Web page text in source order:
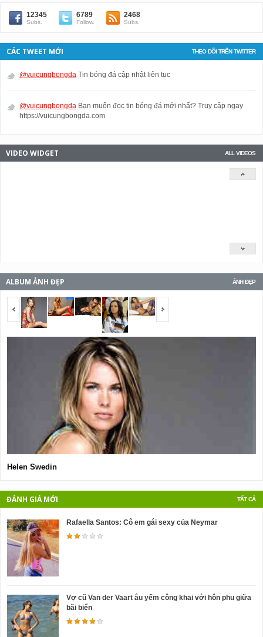
12345
Subs.
6789
Follow.
2468
Subs.
THEO DÕI TRÊN TWITTER
CÁC TWEET MỚI
@vuicungbongda Tin bóng đá cập nhật liên tục
@vuicungbongda Bạn muốn đọc tin bóng đá mới nhất? Truy cập ngay
https://vuicungbongda.com
ALL VIDEOS
VIDEO WIDGET
ẢNH ĐẸP
ALBUM ẢNH ĐẸP
<span></span>
Helen Swedin
TẤT CẢ
ĐÁNH GIÁ MỚI
Rafaella Santos: Cô em gái sexy của Neymar
Vợ cũ Van der Vaart âu yếm công khai với hôn phu giữa
bãi biển